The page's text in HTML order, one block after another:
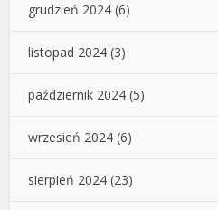
grudzień 2024 (6)
listopad 2024 (3)
październik 2024 (5)
wrzesień 2024 (6)
sierpień 2024 (23)